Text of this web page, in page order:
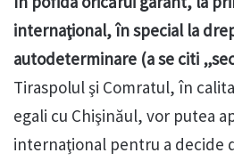
internaţional, în special la
autodeterminare (a se citi
Tiraspolul şi Comratul, în
egali cu Chişinăul, vor putea
internaţional pentru a decide